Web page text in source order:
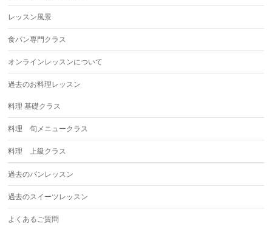
レッスン風景
食パン専門クラス
オンラインレッスンについて
過去のお料理レッスン
料理 基礎クラス
料理 旬メニュークラス
料理 上級クラス
過去のパンレッスン
過去のスイーツレッスン
よくあるご質問